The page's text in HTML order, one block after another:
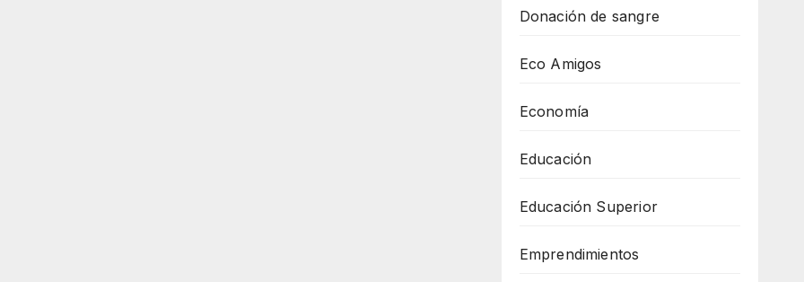
Donación de sangre
Eco Amigos
Economía
Educación
Educación Superior
Emprendimientos